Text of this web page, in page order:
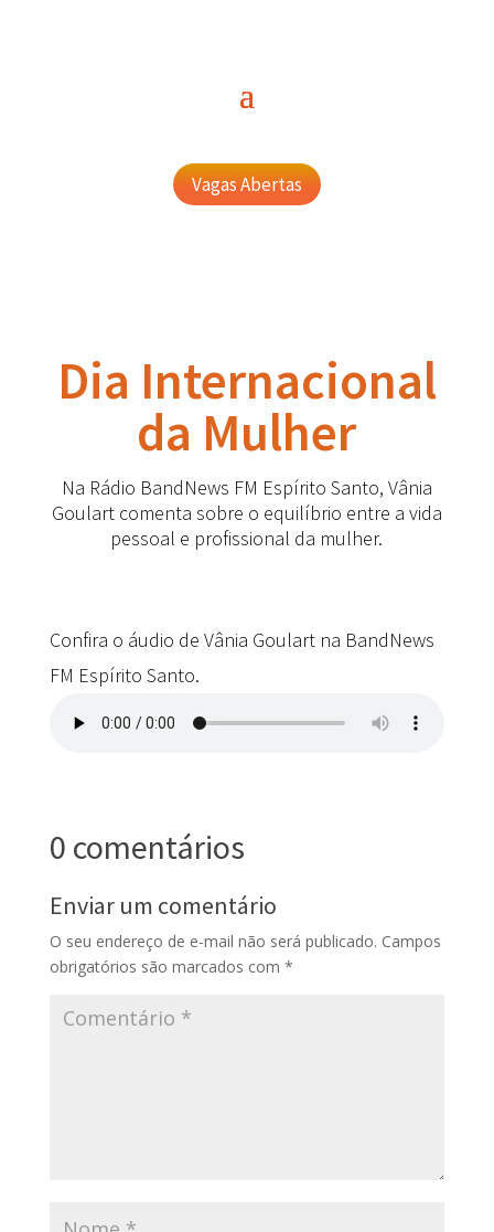
Vagas Abertas
Dia Internacional
da Mulher
Na Rádio BandNews FM Espírito Santo, Vânia
Goulart comenta sobre o equilíbrio entre a vida
pessoal e profissional da mulher.
Confira o áudio de Vânia Goulart na BandNews
FM Espírito Santo.
0 comentários
Enviar um comentário
O seu endereço de e-mail não será publicado. Campos
obrigatórios são marcados com *